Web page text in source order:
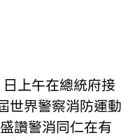
世界警察消防運動
讚警消同仁在有